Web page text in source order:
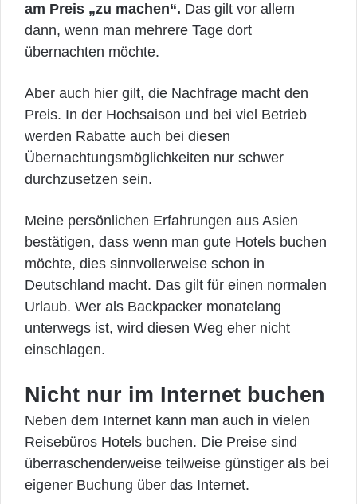
am Preis „zu machen“. Das gilt vor allem
dann, wenn man mehrere Tage dort
übernachten möchte.
Aber auch hier gilt, die Nachfrage macht den
Preis. In der Hochsaison und bei viel Betrieb
werden Rabatte auch bei diesen
Übernachtungsmöglichkeiten nur schwer
durchzusetzen sein.
Meine persönlichen Erfahrungen aus Asien
bestätigen, dass wenn man gute Hotels buchen
möchte, dies sinnvollerweise schon in
Deutschland macht. Das gilt für einen normalen
Urlaub. Wer als Backpacker monatelang
unterwegs ist, wird diesen Weg eher nicht
einschlagen.
Nicht nur im Internet buchen
Neben dem Internet kann man auch in vielen
Reisebüros Hotels buchen. Die Preise sind
überraschenderweise teilweise günstiger als bei
eigener Buchung über das Internet.